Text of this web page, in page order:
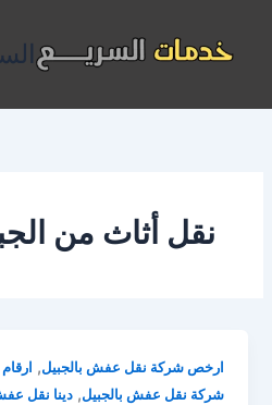
المحتوى
نقل أثاث من
ارخص شركة نقل عفش بالجبيل,
شركة نقل عفش بالجبيل,دينا نقل